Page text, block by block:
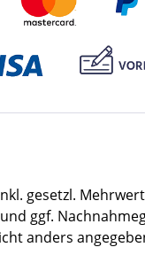
gesetzl.
und ggf.
anders